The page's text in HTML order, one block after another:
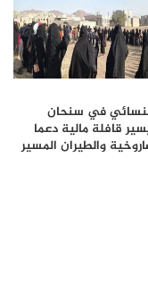
في سنحان
قافلة مالية دعما
والطيران المسير